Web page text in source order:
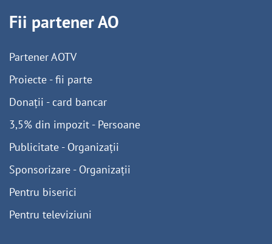
Fii partener AO
Partener AOTV
Proiecte - fii parte
Donații - card bancar
3,5% din impozit - Persoane
Publicitate - Organizații
Sponsorizare - Organizații
Pentru biserici
Pentru televiziuni